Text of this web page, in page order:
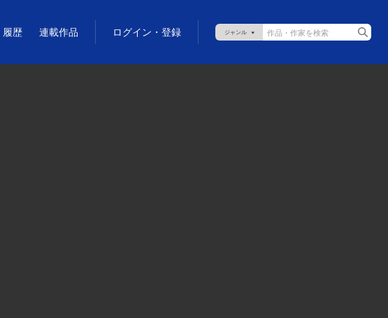
履歴 連載作品 ログイン・登録